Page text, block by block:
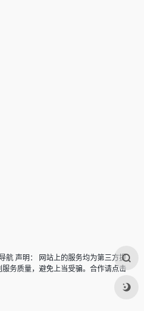
声明： 网站上的服务均为第三方提
务质量，避免上当受骗。合作请点击